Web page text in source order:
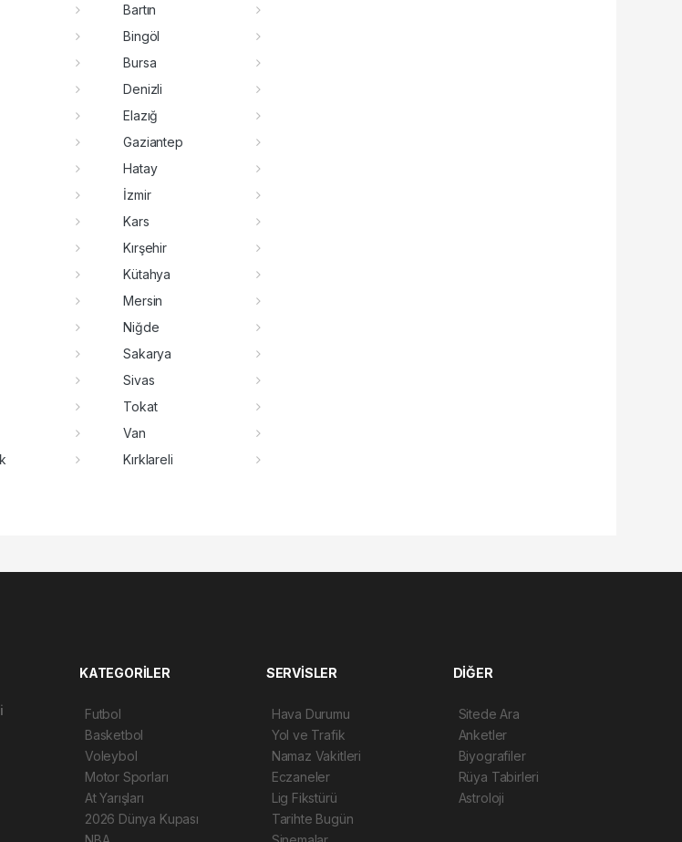
Bartın
Bingöl
Bursa
Denizli
Elazığ
Gaziantep
Hatay
İzmir
Kars
Kırşehir
Kütahya
Mersin
Niğde
Sakarya
Sivas
Tokat
Van
Kırklareli
KATEGORİLER
Futbol
Basketbol
Voleybol
Motor Sporları
At Yarışları
2026 Dünya Kupası
SERVİSLER
Hava Durumu
Yol ve Trafik
Namaz Vakitleri
Eczaneler
Lig Fikstürü
Tarihte Bugün
DİĞER
Sitede Ara
Anketler
Biyografiler
Rüya Tabirleri
Astroloji